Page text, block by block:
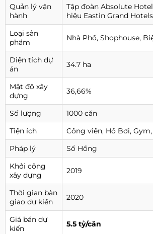
Quản lý vận
hành
Tập đoàn Absolute
hiệu Eastin Grand
Loại sản
phẩm
Nhà Phố, Shophouse,
Diện tích dự
án
34.7 ha
Mật độ xây
dựng
36,66%
Số lượng
1000 căn
Tiện ích
Công viên, Hồ Bơi, Gym,
Pháp lý
Sổ Hồng
Khởi công
xây dựng
2019
Thời gian bàn
giao dự kiến
2020
Giá bán dự
kiến
5.5 tỷ/căn